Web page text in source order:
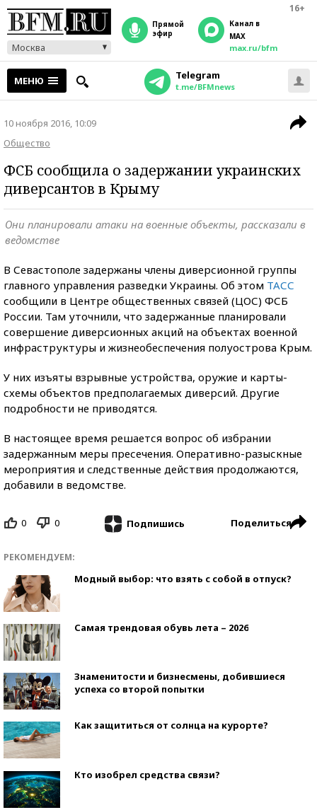
16+
Москва
прямой
эфир
Канал в
MAX
max.ru/bfm
МЕНЮ Telegram
t.me/BFMnews
10 ноября 2016, 10:09
Общество
ФСБ сообщила о задержании украинских
диверсантов в Крыму
Они планировали атаки на военные объекты, рассказали в
ведомстве
В Севастополе задержаны члены диверсионной группы
главного управления разведки Украины. Об этом ТАСС
сообщили в Центре общественных связей (ЦОС) ФСБ
России. Там уточнили, что задержанные планировали
совершение диверсионных акций на объектах военной
инфраструктуры и жизнеобеспечения полуострова Крым.
У них изъяты взрывные устройства, оружие и карты-
схемы объектов предполагаемых диверсий. Другие
подробности не приводятся.
В настоящее время решается вопрос об избрании
задержанным меры пресечения. Оперативно-разыскные
мероприятия и следственные действия продолжаются,
добавили в ведомстве.
0 0 Подпишись Поделиться
РЕКОМЕНДУЕМ:
Модный выбор: что взять с собой в отпуск?
Самая трендовая обувь лета – 2026
Знаменитости и бизнесмены, добившиеся
успеха со второй попытки
Как защититься от солнца на курорте?
Кто изобрел средства связи?